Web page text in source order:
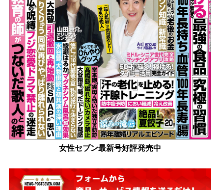
女性セブン最新号好評発売中